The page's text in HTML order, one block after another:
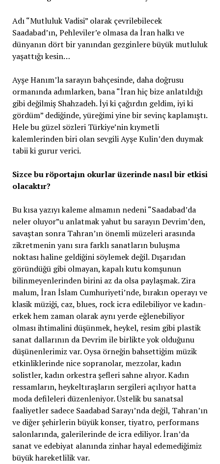
Adı “Mutluluk Vadisi” olarak çevrilebilecek
Saadabad’ın, Pehleviler’e olmasa da İran halkı ve
dünyanın dört bir yanından gezginlere büyük mutluluk
yaşattığı kesin…
Ayşe Hanım’la sarayın bahçesinde, daha doğrusu
ormanında adımlarken, bana “İran hiç bize anlatıldığı
gibi değilmiş Shahzadeh. İyi ki çağırdın geldim, iyi ki
gördüm” dediğinde, yüreğimi yine bir sevinç kaplamıştı.
Hele bu güzel sözleri Türkiye’nin kıymetli
kalemlerinden biri olan sevgili Ayşe Kulin’den duymak
tabii ki gurur verici.
Sizce bu röportajın okurlar üzerinde nasıl bir etkisi
olacaktır?
Bu kısa yazıyı kaleme almamın nedeni “Saadabad’da
neler oluyor”u anlatmak yahut bu sarayın Devrim’den,
savaştan sonra Tahran’ın önemli müzeleri arasında
zikretmenin yanı sıra farklı sanatların buluşma
noktası haline geldiğini söylemek değil. Dışarıdan
göründüğü gibi olmayan, kapalı kutu komşunun
bilinmeyenlerinden birini az da olsa paylaşmak. Zira
malum, İran İslam Cumhuriyeti’nde, bırakın operayı ve
klasik müziği, caz, blues, rock icra edilebiliyor ve kadın-
erkek hem zaman olarak aynı yerde eğlenebiliyor
olması ihtimalini düşünmek, heykel, resim gibi plastik
sanat dallarının da Devrim ile birlikte yok olduğunu
düşünenlerimiz var. Oysa örneğin bahsettiğim müzik
etkinliklerinde nice sopranolar, mezzolar, kadın
solistler, kadın orkestra şefleri sahne alıyor. Kadın
ressamların, heykeltıraşların sergileri açılıyor hatta
moda defileleri düzenleniyor. Üstelik bu sanatsal
faaliyetler sadece Saadabad Sarayı’nda değil, Tahran’ın
ve diğer şehirlerin büyük konser, tiyatro, performans
salonlarında, galerilerinde de icra ediliyor. İran’da
sanat ve edebiyat alanında zinhar hayal edemediğimiz
büyük hareketlilik var.